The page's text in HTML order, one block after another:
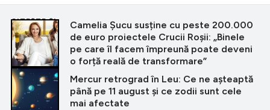
CITEȘTE ȘI
Camelia Șucu susține cu peste 200.000
de euro proiectele Crucii Roșii: „Binele
pe care îl facem împreună poate deveni
o forță reală de transformare”
Mercur retrograd în Leu: Ce ne așteaptă
până pe 11 august și ce zodii sunt cele
mai afectate